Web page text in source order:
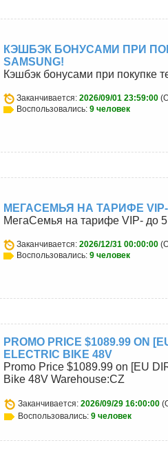
КЭШБЭК БОНУСАМИ ПРИ
SAMSUNG!
Кэшбэк бонусами при покупке
Заканчивается: 2026/09/01 23:59:00
Воспользовались: 9 человек
МЕГАСЕМЬЯ НА ТАРИФЕ
МегаСемья на тарифе VIP- до
Заканчивается: 2026/12/31 00:00:00
Воспользовались: 9 человек
PROMO PRICE $1089.99 ON
ELECTRIC BIKE 48V
Promo Price $1089.99 on [EU
Bike 48V Warehouse:CZ
Заканчивается: 2026/09/29 16:00:00
Воспользовались: 9 человек